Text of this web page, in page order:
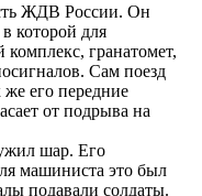
ЖДВ России. Он
которой для
гранатомет,
Сам поезд
его передние
от подрыва на
шар. Его
машиниста это был
подавали солдаты.